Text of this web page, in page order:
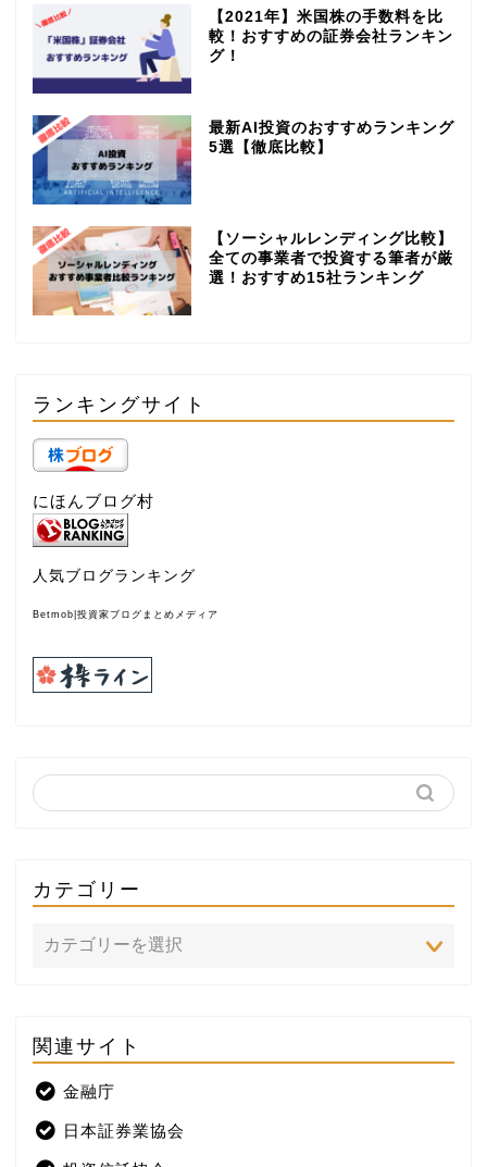
【2021年】米国株の手数料を比
較！おすすめの証券会社ランキン
グ！
最新AI投資のおすすめランキング
5選【徹底比較】
【ソーシャルレンディング比較】
全ての事業者で投資する筆者が厳
選！おすすめ15社ランキング
ランキングサイト
にほんブログ村
人気ブログランキング
Betmob|投資家ブログまとめメディア
カテゴリー
関連サイト
金融庁
日本証券業協会